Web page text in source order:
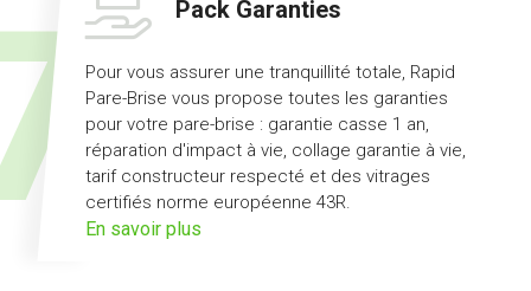
courtoisie
Pack Garanties
Pour vous assurer une tranquillité totale, Rapid
Pare-Brise vous propose toutes les garanties
pour votre pare-brise : garantie casse 1 an,
réparation d'impact à vie, collage garantie à vie,
tarif constructeur respecté et des vitrages
certifiés norme européenne 43R.
En savoir plus